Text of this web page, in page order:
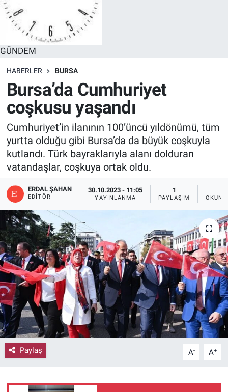
GÜNDEM
HABERLER BURSA
Bursa’da Cumhuriyet
coşkusu yaşandı
Cumhuriyet’in ilanının 100’üncü yıldönümü, tüm
yurtta olduğu gibi Bursa’da da büyük coşkuyla
kutlandı. Türk bayraklarıyla alanı dolduran
vatandaşlar, coşkuya ortak oldu.
ERDAL ŞAHAN
EDITÖR
30.10.2023 - 11:05
YAYINLANMA
1
PAYLAŞIM
Paylaş A- A+